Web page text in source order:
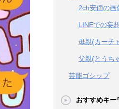
2ch安価の画
LINEでの妄
母親(カーチ
父親(とうち
芸能ゴシップ
おすすめキー